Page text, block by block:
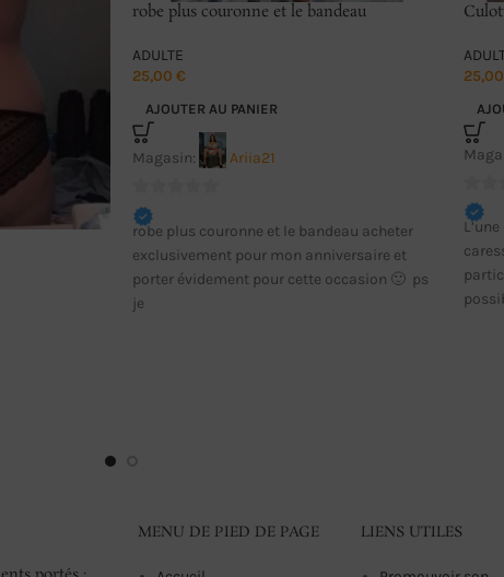
robe plus couronne et le bandeau
ADULTE
25,00 €
AJOUTER AU PANIER
Magasin: Ariia21
0
sur
5
robe plus couronne et le bandeau acheter
exclusivement pour mon anniversaire et
porter évidement pour cette occasion 🙂 ps
je
25,00
0
sur
5
MENU DE PIED DE PAGE LIENS UTILES